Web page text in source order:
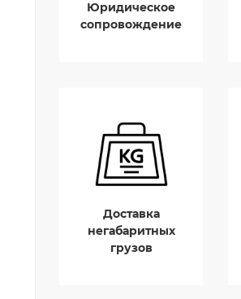
Юридическое
сопровождение
Доставка
негабаритных
грузов